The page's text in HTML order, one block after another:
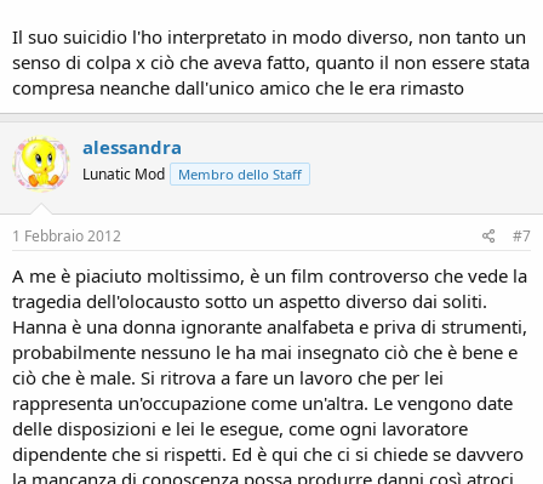
lager,ma proprio questa sua incapacità di saper leggere e scrivere è
stata la causa dell'ergastolo (assurda la condanna totale x lei e
davvero minina,solo 4 anni x le colleghe,ma forse sarà successo
anche nella realtà).La sua passione per i libri,nel suo caso non per
leggerli,ma per ascoltarli,finisce poi per spingerla ad imparare a
leggere e scrivere anche grazie all'aiuto del "ragazzo".Ma dopo 20
anni di carcere,in cui non c'è nessun accenno ad un suo
pentimento,quando finalmente può uscire,si rende conto del suo
ruolo nella morte di troppi ebrei e decide di porre fine alla sua
esistenza.
Mi è rimasta impressa una frase sul finale,provo a riportarne il
senso:il ragazzo,ormai adulto,dopo che la donna sopravvissuta al
lager gli fa notare quanto è stato forte il ruolo di Hanna sulla sua
vita e come gliel'ha segnata,risponde: Mai come per quelle dei tanti
ebrei morti).
Il suo suicidio l'ho interpretato in modo diverso, non tanto un
senso di colpa x ciò che aveva fatto, quanto il non essere stata
compresa neanche dall'unico amico che le era rimasto
alessandra
Lunatic Mod Membro dello Staff
1 Febbraio 2012 #7
A me è piaciuto moltissimo, è un film controverso che vede la
tragedia dell'olocausto sotto un aspetto diverso dai soliti.
Hanna è una donna ignorante analfabeta e priva di strumenti,
probabilmente nessuno le ha mai insegnato ciò che è bene e
ciò che è male. Si ritrova a fare un lavoro che per lei
rappresenta un'occupazione come un'altra. Le vengono date
delle disposizioni e lei le esegue, come ogni lavoratore
dipendente che si rispetti. Ed è qui che ci si chiede se davvero
la mancanza di conoscenza possa produrre danni così atroci